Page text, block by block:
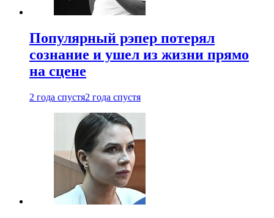
Популярный рэпер потерял
сознание и ушел из жизни прямо
на сцене
2 года спустя2 года спустя